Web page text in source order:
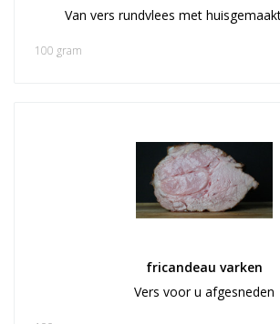
Van vers rundvlees met
100 gram
fricandeau varken
Vers voor u afgesneden